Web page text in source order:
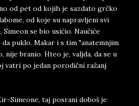
od pet od kojih je sazdato grčko
od koje su napravljeni svi
se bio usićio. Naučiće
puklo. Makar i s tim "anatemnjim
nije branio. Hteo je, valjda, da se u
vatri po jedan porodični ražanj
Simeone, taj posrani doboš je